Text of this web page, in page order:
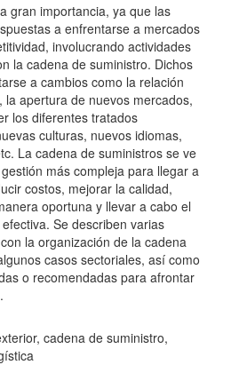
gran importancia, ya que las
a enfrentarse a mercados
involucrando actividades
la cadena de suministro. Dichos
a cambios como la relación
apertura de nuevos mercados,
los diferentes tratados
culturas, nuevos idiomas,
La cadena de suministros se ve
más compleja para llegar a
costos, mejorar la calidad,
oportuna y llevar a cabo el
Se describen varias
la organización de la cadena
casos sectoriales, así como
o recomendadas para afrontar
cadena de suministro,